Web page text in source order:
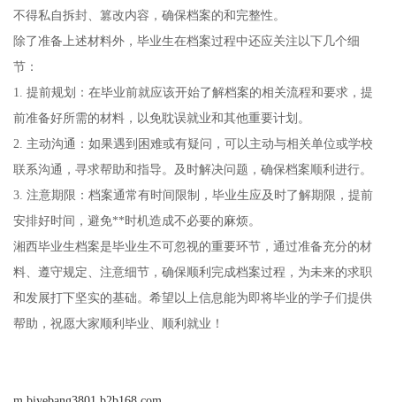
不得私自拆封、篡改内容，确保档案的和完整性。
除了准备上述材料外，毕业生在档案过程中还应关注以下几个细
节：
1. 提前规划：在毕业前就应该开始了解档案的相关流程和要求，提
前准备好所需的材料，以免耽误就业和其他重要计划。
2. 主动沟通：如果遇到困难或有疑问，可以主动与相关单位或学校
联系沟通，寻求帮助和指导。及时解决问题，确保档案顺利进行。
3. 注意期限：档案通常有时间限制，毕业生应及时了解期限，提前
安排好时间，避免**时机造成不必要的麻烦。
湘西毕业生档案是毕业生不可忽视的重要环节，通过准备充分的材
料、遵守规定、注意细节，确保顺利完成档案过程，为未来的求职
和发展打下坚实的基础。希望以上信息能为即将毕业的学子们提供
帮助，祝愿大家顺利毕业、顺利就业！